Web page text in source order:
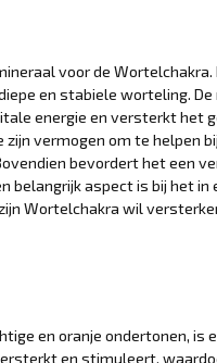
voor de
en stabiele worteling.
energie en versterkt het
zijn vermogen om te helpen
bevordert het een
belangrijk aspect is bij het
Wortelchakra wil
en oranje ondertonen, is
en stimuleert,